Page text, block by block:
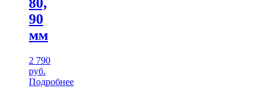
80,
90
мм
2 790
руб.
Подробнее